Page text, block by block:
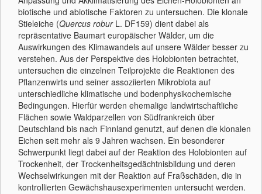
biotische und abiotische Faktoren zu untersuchen. Die klonale
Stieleiche (Quercus roburL. DF159) dient dabei als
repräsentative Baumart europäischer Wälder, um die
Auswirkungen des Klimawandels auf unsere Wälder besser zu
verstehen. Aus der Perspektive des Holobionten betrachtet,
untersuchen die einzelnen Teilprojekte die Reaktionen des
Pflanzenwirts und seiner assoziierten Mikrobiota auf
unterschiedliche klimatische und bodenphysikochemische
Bedingungen. Hierfür werden ehemalige landwirtschaftliche
Flächen sowie Waldparzellen von Südfrankreich über
Deutschland bis nach Finnland genutzt, auf denen die klonalen
Eichen seit mehr als 9 Jahren wachsen. Ein besonderer
Schwerpunkt liegt dabei auf der Reaktion des Holobionten auf
Trockenheit, der Trockenheitsgedächtnisbildung und deren
Wechselwirkungen mit der Reaktion auf Fraßschäden, die in
kontrollierten Gewächshausexperimenten untersucht werden.